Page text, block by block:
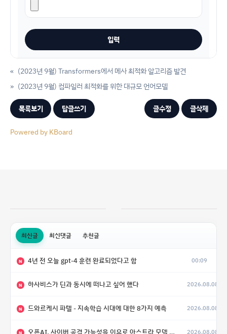
« (2023년 9월) Transformers에서 메사 최적화 알고리즘 발견
(2023년 9월) 컴파일러 최적화를 위한 대규모 언어모델
»
목록보기 답글쓰기 글수정 글삭제
Powered by KBoard
최신글 최신댓글 추천글
N 4년 전 오늘 gpt-4 훈련 완료되었다고 함 00:09
N 하사비스가 딘과 동시에 떠나고 싶어 했다 2026.08.08
N 드와르케시 파텔 - 지속학습 시대에 대한 8가지 예측 2026.08.08
오픈AI, 사이버 공격 가능성을 이유로 아스트라 모델 출시 연기 2026.08.08